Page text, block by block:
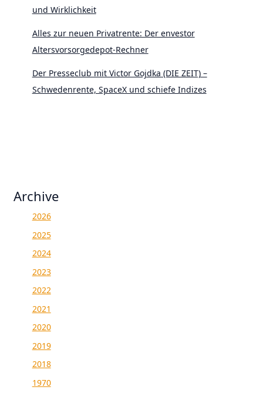
und Wirklichkeit
Alles zur neuen Privatrente: Der envestor
Altersvorsorgedepot-Rechner
Der Presseclub mit Victor Gojdka (DIE ZEIT) –
Schwedenrente, SpaceX und schiefe Indizes
Archive
2026
2025
2024
2023
2022
2021
2020
2019
2018
1970